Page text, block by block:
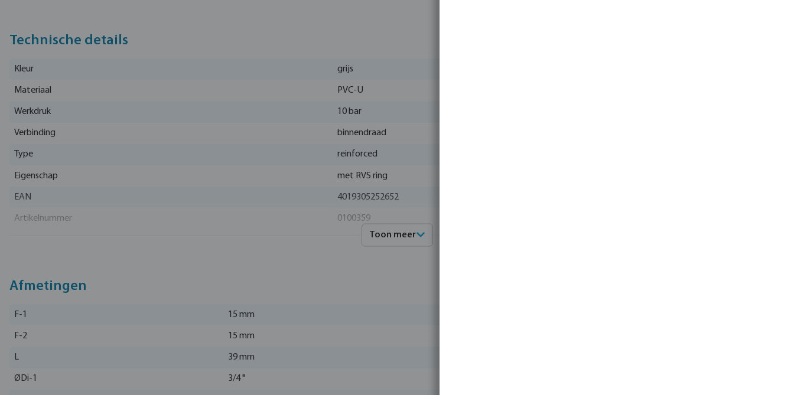
Technische details
Kleur grijs
Materiaal PVC-U
Werkdruk 10 bar
Verbinding binnendraad
Type reinforced
Eigenschap met RVS ring
EAN 4019305252652
Artikelnummer 0100359
Toon meer
Afmetingen
F-1 15 mm
F-2 15 mm
L 39 mm
ØDi-1 3/4 "